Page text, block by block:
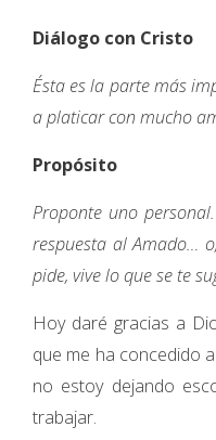
Diálogo con Cristo
Ésta es la parte más
a platicar con mucho
Propósito
Proponte uno
respuesta al Amado…
pide, vive lo que se te
Hoy daré gracias a
que me ha concedido
no estoy dejando
trabajar.